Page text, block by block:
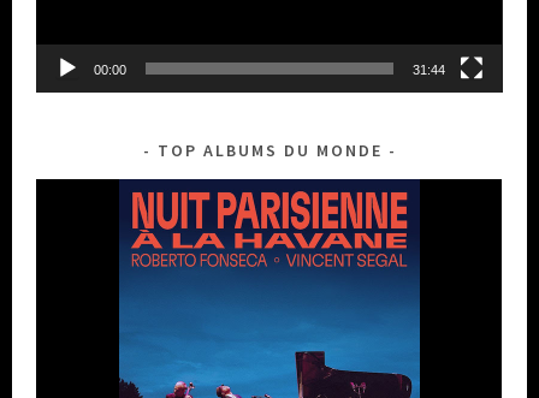
00:00 31:44
TOP ALBUMS DU MONDE